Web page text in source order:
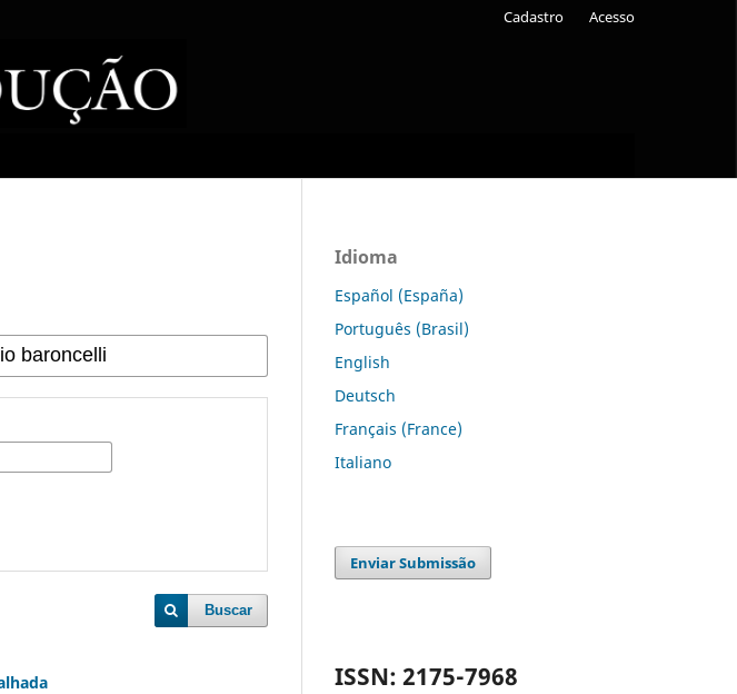
Cadastro Acesso
Buscar
Idioma
Español (España)
Português (Brasil)
English
Deutsch
Français (France)
Italiano
Enviar Submissão
ISSN: 2175-7968